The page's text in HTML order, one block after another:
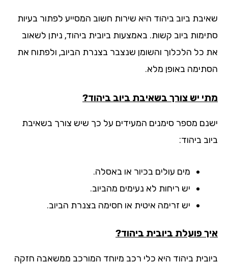
ביוב ביהוד היא שירות חשוב המסייע לפתור בעיות
ביוב קשות. באמצעות ביובית ביהוד, ניתן לשאוב
כל הלכלוך והשומן שנצבר בצנרת הביוב, ולפתוח את
באופן מלא.
יש צורך בשאיבת ביוב ביהוד?
מספר סימנים המעידים על כך שיש צורך בשאיבת
ביהוד:
מים עולים בכיור או באסלה.
יש ריחות לא נעימים מהביוב.
יש זרימה איטית או חסימה בצנרת הביוב.
פועלת ביובית ביהוד?
ביהוד היא כלי רכב מיוחד המורכב ממשאבה חזקה